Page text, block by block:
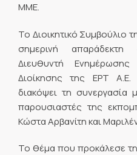
ΜΜΕ.
Το Διοικητικό Συμβούλιο
σημερινή
Διευθυντή
Διοίκησης της ΕΡΤ
διακόψει τη
παρουσιαστές της
Κώστα Αρβανίτη και
Το θέμα που προκάλεσε